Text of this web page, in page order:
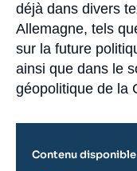
déjà dans divers
Allemagne, tels
sur la future
ainsi que dans le
géopolitique de la
Contenu disponible